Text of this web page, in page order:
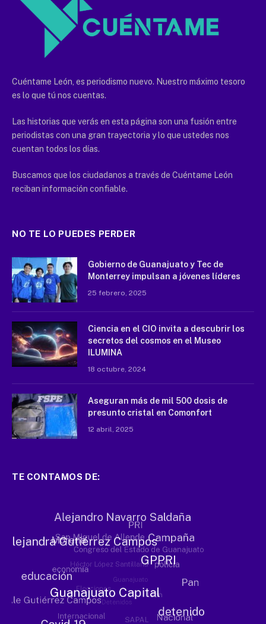
Cuéntame León, es periodismo nuevo. Nuestro máximo tesoro
es lo que tú nos cuentas.
Las historias que verás en esta página son una fusión entre
periodistas con una gran trayectoria y lo que ustedes nos
cuentan todos los días.
Buscamos que los ciudadanos a través de Cuéntame León
reciban información confiable.
NO TE LO PUEDES PERDER
Gobierno de Guanajuato y Tec de
Monterrey impulsan a jóvenes líderes
25 febrero, 2025
Ciencia en el CIO invita a descubrir los
secretos del cosmos en el Museo
ILUMINA
18 octubre, 2024
Aseguran más de mil 500 dosis de
presunto cristal en Comonfort
12 abril, 2025
TE CONTAMOS DE: